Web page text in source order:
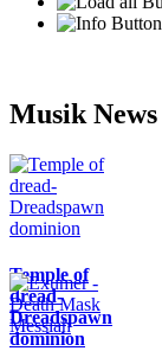
Musik News
Temple of
dread-
Dreadspawn
dominion